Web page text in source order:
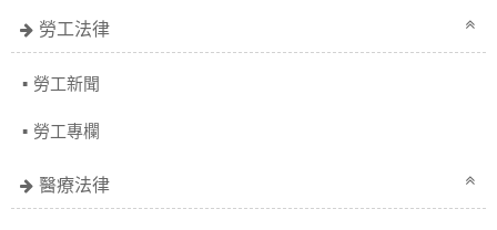
勞工法律
勞工新聞
勞工專欄
醫療法律